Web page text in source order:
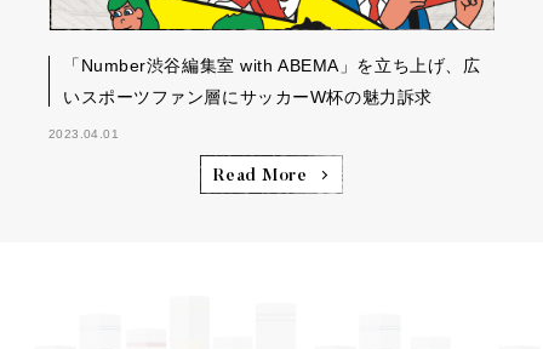
「Number渋谷編集室 with ABEMA」を立ち上げ、広
いスポーツファン層にサッカーW杯の魅力訴求
2023.04.01
Read More